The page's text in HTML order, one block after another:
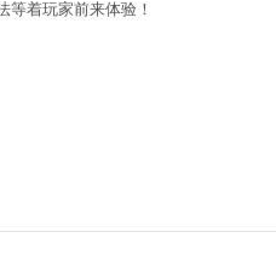
等着玩家前来体验！